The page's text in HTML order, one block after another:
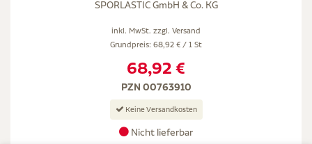
SPORLASTIC GmbH & Co. KG
inkl. MwSt. zzgl. Versand
Grundpreis: 68,92 € / 1 St
68,92 €
PZN 00763910
Keine Versandkosten
Nicht lieferbar